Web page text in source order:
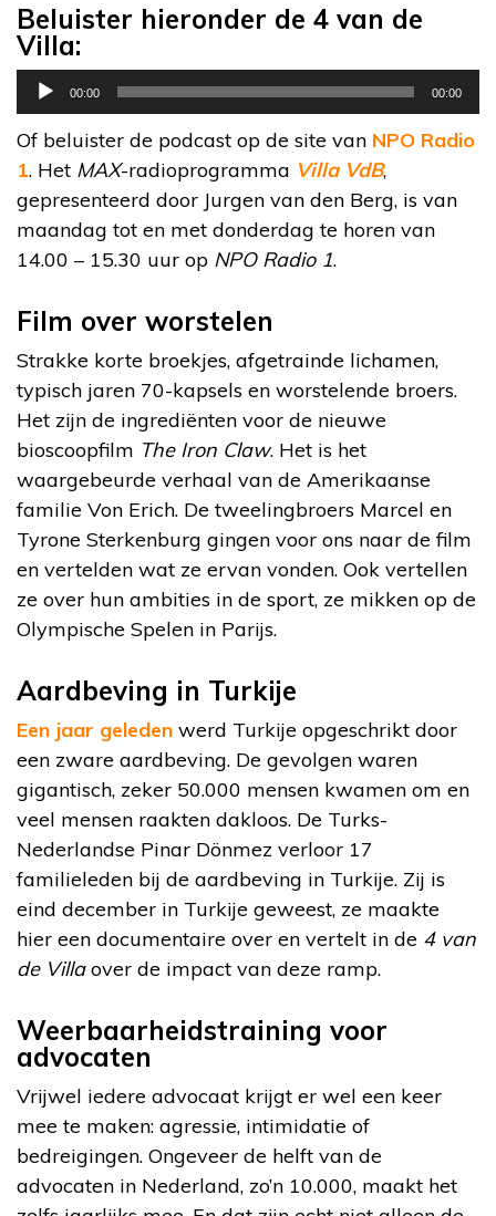
Beluister hieronder de 4 van de
Villa:
Audiospeler
00:00 00:00
Of beluister de podcast op de site van NPO Radio
1. Het MAX-radioprogramma Villa VdB,
gepresenteerd door Jurgen van den Berg, is van
maandag tot en met donderdag te horen van
14.00 – 15.30 uur op NPO Radio 1.
Film over worstelen
Strakke korte broekjes, afgetrainde lichamen,
typisch jaren 70-kapsels en worstelende broers.
Het zijn de ingrediënten voor de nieuwe
bioscoopfilm The Iron Claw. Het is het
waargebeurde verhaal van de Amerikaanse
familie Von Erich. De tweelingbroers Marcel en
Tyrone Sterkenburg gingen voor ons naar de film
en vertelden wat ze ervan vonden. Ook vertellen
ze over hun ambities in de sport, ze mikken op de
Olympische Spelen in Parijs.
Aardbeving in Turkije
Een jaar geleden werd Turkije opgeschrikt door
een zware aardbeving. De gevolgen waren
gigantisch, zeker 50.000 mensen kwamen om en
veel mensen raakten dakloos. De Turks-
Nederlandse Pinar Dönmez verloor 17
familieleden bij de aardbeving in Turkije. Zij is
eind december in Turkije geweest, ze maakte
hier een documentaire over en vertelt in de 4 van
de Villaover de impact van deze ramp.
Weerbaarheidstraining voor
advocaten
Vrijwel iedere advocaat krijgt er wel een keer
mee te maken: agressie, intimidatie of
bedreigingen. Ongeveer de helft van de
advocaten in Nederland, zo’n 10.000, maakt het